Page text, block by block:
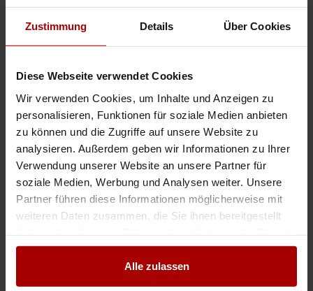
Zustimmung Details Über Cookies
Diese Webseite verwendet Cookies
Wir verwenden Cookies, um Inhalte und Anzeigen zu
personalisieren, Funktionen für soziale Medien anbieten
zu können und die Zugriffe auf unsere Website zu
analysieren. Außerdem geben wir Informationen zu Ihrer
Verwendung unserer Website an unsere Partner für
soziale Medien, Werbung und Analysen weiter. Unsere
Partner führen diese Informationen möglicherweise mit
weiteren Daten zusammen, die Sie ihnen bereitgestellt
gesammelt haben.
Alle zulassen
.. pazität, suchen wir neue Kunden, mit Aufträgen im Bereich technische
Textilprodukte. Wir schneiden, nähenund konfektionieren verschiedenste
Artilkel wie Bezüge / Hussen, Gardinen, Deckenhänger, Baldachine ..
Textilprodukte. Wir schneiden,nähenund konfektionieren verschiedenste